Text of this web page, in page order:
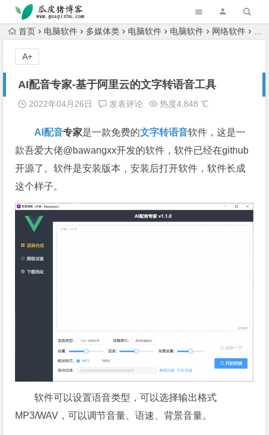
跳转到主内容
首页 电脑软件 多媒体类 电脑软件 电脑软件 网络软件
AI配音专家-基于阿里云的文字转语音工具
2022年04月26日 发表评论 热度4,848 ℃
AI配音专家是一款免费的文字转语音软件，这是一
款吾爱大佬@bawangxx开发的软件，软件已经在github
开源了。软件是安装版本，安装后打开软件，软件长成
这个样子。
软件可以设置语音类型，可以选择输出格式
MP3/WAV，可以调节音量、语速、背景音量。
A+